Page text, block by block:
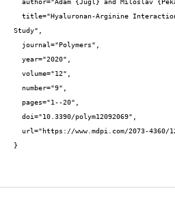
Study",
}